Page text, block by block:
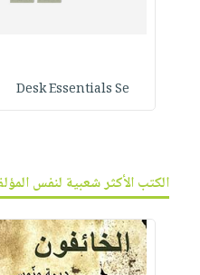
Desk Essentials Se
الكتب الأكثر شعبية لنفس